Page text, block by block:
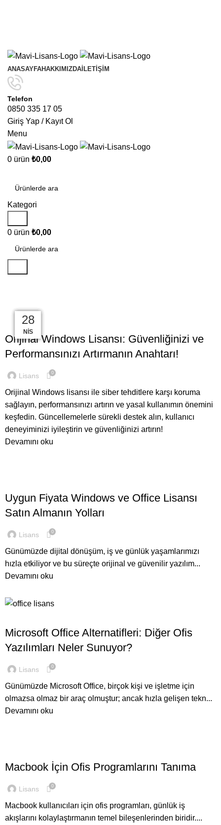
ANASAYFAHAKKIMIZDA İLETIŞIM
Telefon
0850 335 17 05
Giriş Yap / Kayıt Ol
Menu
0 ürün ₺0,00
Kategori
0 ürün ₺0,00
13
ARA
LISANS,
Orijinal Windows Lisansı: Güvenliğinizi ve
Performansınızı Artırmanın Anahtarı!
Lisans 0
Orijinal Windows lisansı ile siber tehditlere karşı koruma
sağlayın, performansınızı artırın ve yasal kullanımın önemini
keşfedin. Güncellemelerle sürekli destek alın, kullanıcı
deneyiminizi iyileştirin ve güvenliğinizi artırın!
Devamını oku
25
EKI
Uygun Fiyata Windows ve Office Lisansı
Satın Almanın Yolları
Lisans 0
Günümüzde dijital dönüşüm, iş ve günlük yaşamlarımızı
hızla etkiliyor ve bu süreçte orijinal ve güvenilir yazılım...
Devamını oku
16
TEM
Microsoft Office Alternatifleri: Diğer Ofis
Yazılımları Neler Sunuyor?
Lisans 0
Günümüzde Microsoft Office, birçok kişi ve işletme için
olmazsa olmaz bir araç olmuştur; ancak hızla gelişen tekn...
Devamını oku
01
TEM
Macbook İçin Ofis Programlarını Tanıma
Lisans 0
Macbook kullanıcıları için ofis programları, günlük iş
akışlarını kolaylaştırmanın temel bileşenlerinden biridir....
07
HAZ
28
NIS